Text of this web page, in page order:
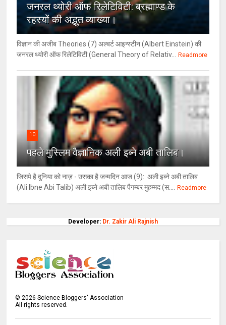
जनरल थ्‍योरी ऑफ रिलेटिविटी: ब्रह्माण्‍ड के
रहस्‍यों की अद्भुत व्‍याख्‍या।
विज्ञान की अजीब Theories (7) अल्‍बर्ट आइन्स्टीन (Albert Einstein) की
जनरल थ्योरी ऑफ रिलेटिविटी (General Theory of Relativ... Readmore
10
पहले मुस्लिम वैज्ञानिक अली इब्ने अबी तालिब।
जिसपे है दुनिया को नाज़ - उसका है जन्मदिन आज (9): अली इब्ने अबी तालिब
(Ali Ibne Abi Talib) अली इब्ने अबी तालिब पैगम्बर मुहम्मद (स.... Readmore
Developer: Dr. Zakir Ali Rajnish
©2026 Science Bloggers' Association
All rights reserved.